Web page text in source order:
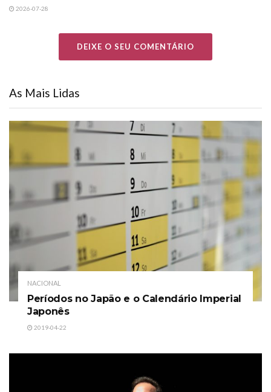
2026-07-28
DEIXE O SEU COMENTÁRIO
As Mais Lidas
NACIONAL
Períodos no Japão e o Calendário Imperial
Japonês
2019-04-22